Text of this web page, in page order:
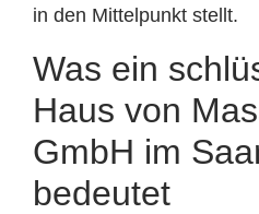
in den Mittelpunkt stellt.
Was ein
Haus von
GmbH im
bedeutet